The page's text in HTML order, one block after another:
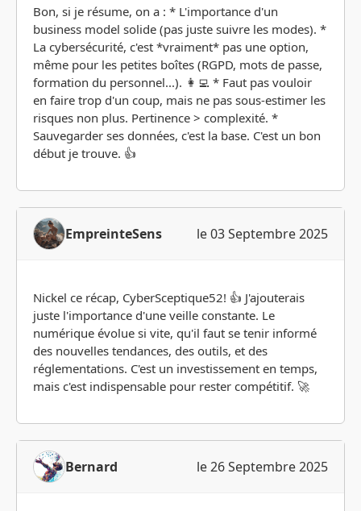
Bon, si je résume, on a : * L'importance d'un
business model solide (pas juste suivre les modes). *
La cybersécurité, c'est *vraiment* pas une option,
même pour les petites boîtes (RGPD, mots de passe,
formation du personnel...). 👩‍💻 * Faut pas vouloir
en faire trop d'un coup, mais ne pas sous-estimer les
risques non plus. Pertinence > complexité. *
Sauvegarder ses données, c'est la base. C'est un bon
début je trouve. 👍
EmpreinteSens le 03 Septembre 2025
Nickel ce récap, CyberSceptique52! 👍 J'ajouterais
juste l'importance d'une veille constante. Le
numérique évolue si vite, qu'il faut se tenir informé
des nouvelles tendances, des outils, et des
réglementations. C'est un investissement en temps,
mais c'est indispensable pour rester compétitif. 🚀
Bernard le 26 Septembre 2025